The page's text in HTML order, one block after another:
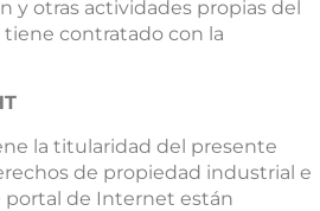
y otras actividades propias del
contratado con la
la titularidad del presente
de propiedad industrial e
de Internet están